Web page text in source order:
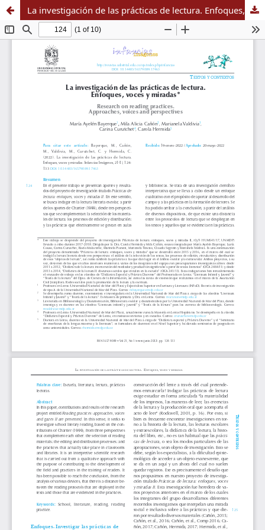
La investigación de las prácticas de lectura. Enfoques, voces y miradas